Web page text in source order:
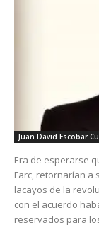
Juan David Escobar
Era de esperarse
Farc, retornarían a
lacayos de la
con el acuerdo
reservados para